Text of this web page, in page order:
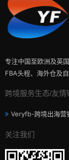
专注中国至欧洲及英
FBA头程、海外仓及
跨境服务生态/友情
Veryfb-跨境出海营
关注我们